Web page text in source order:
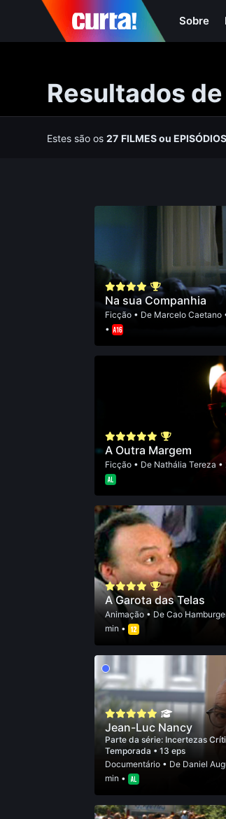
Sobre
Resultados
Estes são os27 FILMESou
Na sua Companhia
Ficção• De Marcelo Caetano
•
A Outra Margem
Ficção• De Nathália Tereza •
A Garota das Telas
Animação• De Cao
min •
Jean-Luc Nancy
Parte da série: Incertezas
Temporada • 13 eps
Documentário• De Daniel
min •